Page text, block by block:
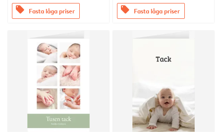
offers Fasta låga priser offers Fasta låga priser